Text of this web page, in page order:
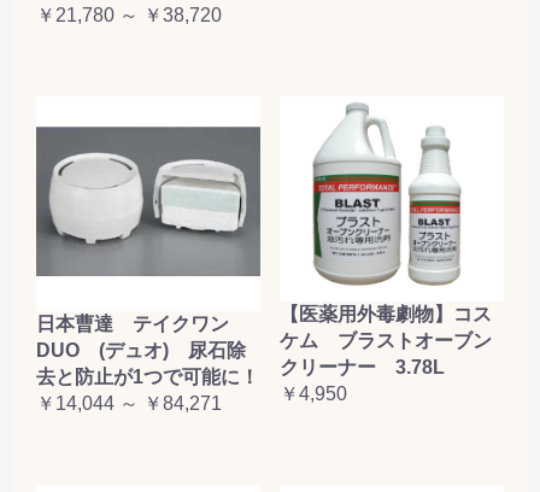
￥21,780 ～ ￥38,720
日本曹達 テイクワン
DUO (デュオ) 尿石除
去と防止が1つで可能に！
￥14,044 ～ ￥84,271
【医薬用外毒劇物】コス
ケム ブラストオーブン
クリーナー 3.78L
￥4,950